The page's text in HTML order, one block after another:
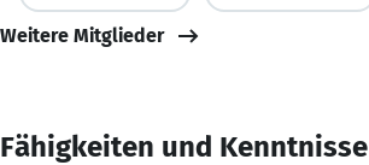
Weitere Mitglieder
Fähigkeiten und Kenntnisse